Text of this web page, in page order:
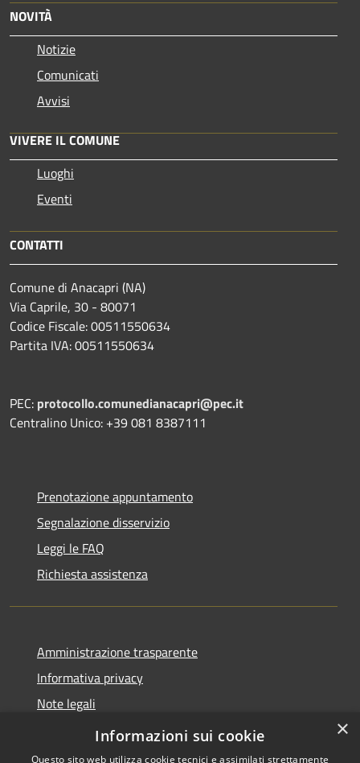
NOVITÀ
Notizie
Comunicati
Avvisi
VIVERE IL COMUNE
Luoghi
Eventi
CONTATTI
Comune di Anacapri (NA)
Via Caprile, 30 - 80071
Codice Fiscale: 00511550634
Partita IVA: 00511550634
PEC: protocollo.comunedianacapri@pec.it
Centralino Unico: +39 081 8387111
Prenotazione appuntamento
Segnalazione disservizio
Leggi le FAQ
Richiesta assistenza
Amministrazione trasparente
Informativa privacy
Note legali
Dichiarazione di accessibilità
×
Informazioni sui cookie
Questo sito web utilizza cookie tecnici e assimilati strettamente